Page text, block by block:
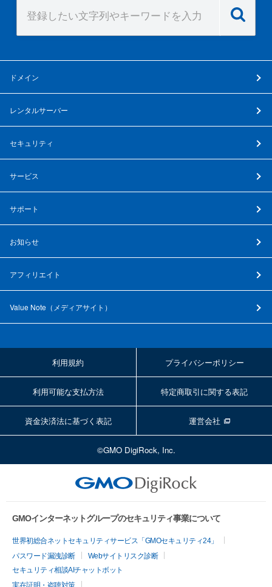
ドメイン
レンタルサーバー
セキュリティ
サービス
サポート
お知らせ
アフィリエイト
Value Note（ メディアサイト ）
利用規約 プライバシーポリシー
利用可能な支払方法 特定商取引に関する表記
資金決済法に基づく表記 運営会社
©GMO DigiRock, Inc.
GMOインターネットグループのセキュリティ事業について
世界初総合ネットセキュリティサービス「GMOセキュリティ24」
パスワード漏洩診断
Webサイトリスク診断
セキュリティ相談AIチャットボット
実在証明・盗聴対策